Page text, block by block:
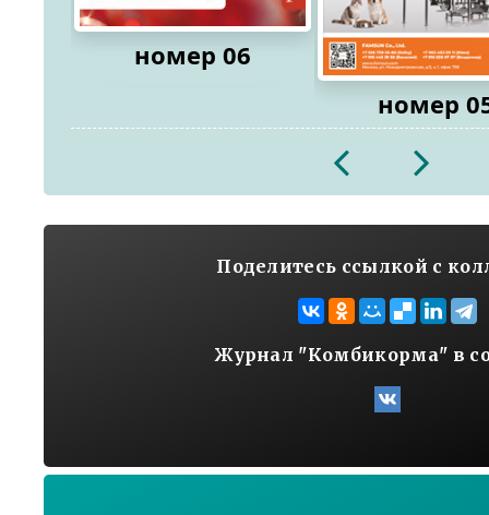
номер 06
номер
2026
Поделитесь ссылкой с
Журнал "Комбикорма" в